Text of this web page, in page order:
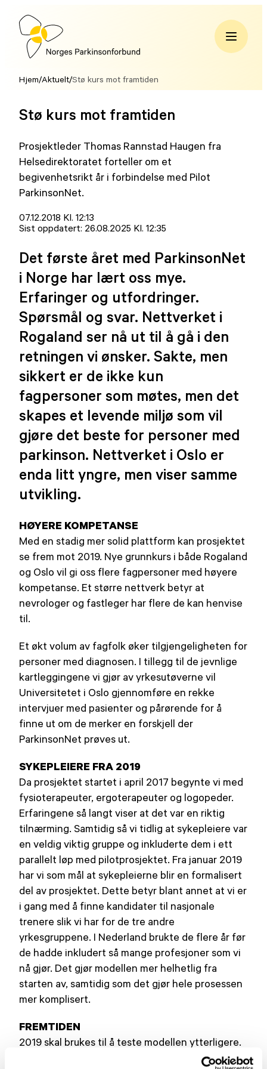
Hopp
innholdNorges
Hjem/Aktuelt/Stø kurs mot framtiden
Stø kurs mot framtiden
Prosjektleder Thomas Rannstad Haugen fra
Helsedirektoratet forteller om et
begivenhetsrikt år i forbindelse med Pilot
ParkinsonNet.
Lagt
ut
07.12.2018 Kl. 12:13
Sist oppdatert: 26.08.2025 Kl. 12:35
Det første året med ParkinsonNet
i Norge har lært oss mye.
Erfaringer og utfordringer.
Spørsmål og svar. Nettverket i
Rogaland ser nå ut til å gå i den
retningen vi ønsker. Sakte, men
sikkert er de ikke kun
fagpersoner som møtes, men det
skapes et levende miljø som vil
gjøre det beste for personer med
parkinson. Nettverket i Oslo er
enda litt yngre, men viser samme
utvikling.
HØYERE KOMPETANSE
Med en stadig mer solid plattform kan prosjektet
se frem mot 2019. Nye grunnkurs i både Rogaland
og Oslo vil gi oss flere fagpersoner med høyere
kompetanse. Et større nettverk betyr at
nevrologer og fastleger har flere de kan henvise
til.
Et økt volum av fagfolk øker tilgjengeligheten for
personer med diagnosen. I tillegg til de jevnlige
kartleggingene vi gjør av yrkesutøverne vil
Universitetet i Oslo gjennomføre en rekke
intervjuer med pasienter og pårørende for å
finne ut om de merker en forskjell der
ParkinsonNet prøves ut.
SYKEPLEIERE FRA 2019
Da prosjektet startet i april 2017 begynte vi med
fysioterapeuter, ergoterapeuter og logopeder.
Erfaringene så langt viser at det var en riktig
tilnærming. Samtidig så vi tidlig at sykepleiere var
en veldig viktig gruppe og inkluderte dem i ett
parallelt løp med pilotprosjektet. Fra januar 2019
har vi som mål at sykepleierne blir en formalisert
del av prosjektet. Dette betyr blant annet at vi er
i gang med å finne kandidater til nasjonale
trenere slik vi har for de tre andre
yrkesgruppene. I Nederland brukte de flere år før
de hadde inkludert så mange profesjoner som vi
nå gjør. Det gjør modellen mer helhetlig fra
starten av, samtidig som det gjør hele prosessen
mer komplisert.
FREMTIDEN
2019 skal brukes til å teste modellen ytterligere.
Med på laget får vi nå representanter fra alle de